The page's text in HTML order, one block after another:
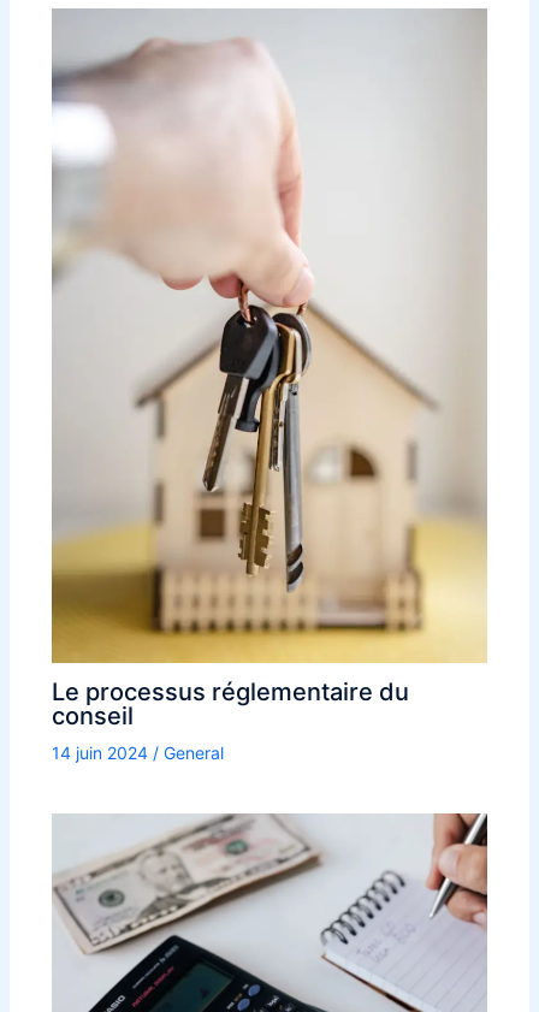
Le processus réglementaire du
conseil
14 juin 2024 / General